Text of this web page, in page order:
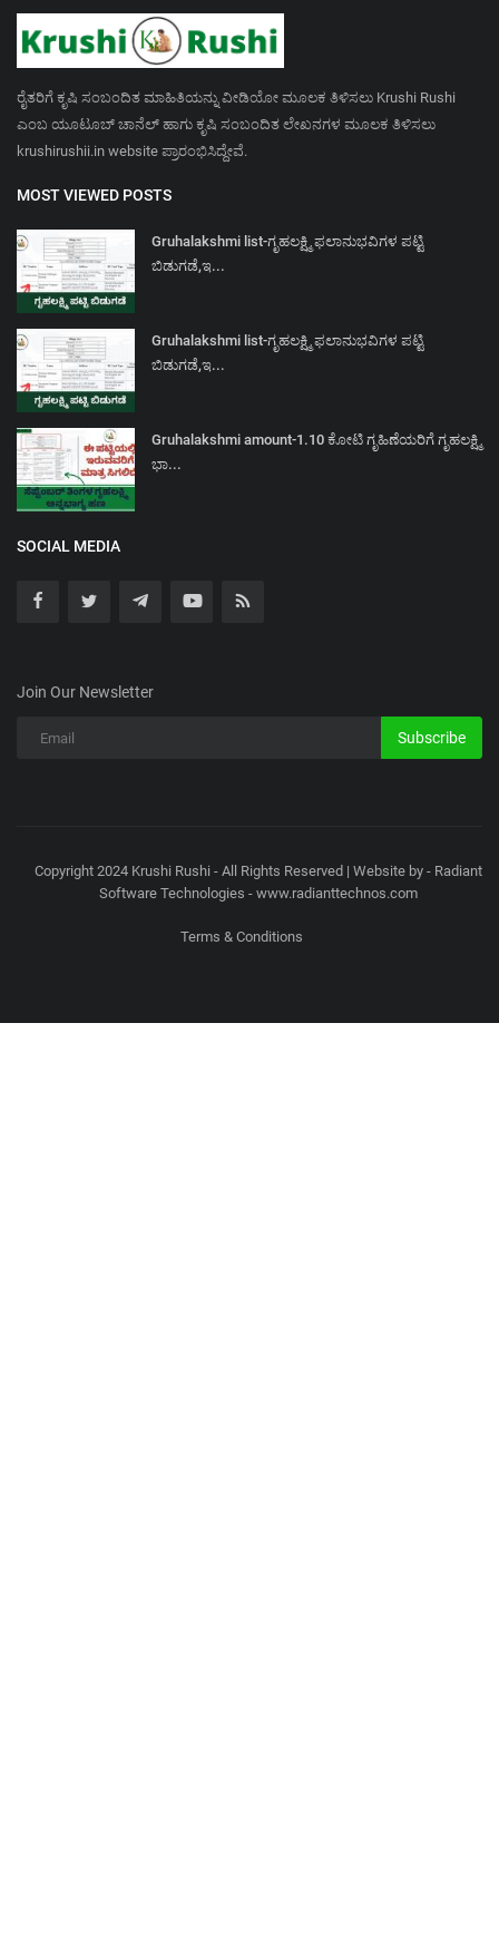
ರೈತರಿಗೆ ಕೃಷಿ ಸಂಬಂದಿತ ಮಾಹಿತಿಯನ್ನು ವೀಡಿಯೋ ಮೂಲಕ ತಿಳಿಸಲು Krushi Rushi
ಎಂಬ ಯೂಟೂಬ್ ಚಾನೆಲ್ ಹಾಗು ಕೃಷಿ ಸಂಬಂದಿತ ಲೇಖನಗಳ ಮೂಲಕ ತಿಳಿಸಲು
krushirushii.in website ಪ್ರಾರಂಭಿಸಿದ್ದೇವೆ.
MOST VIEWED POSTS
Gruhalakshmi list-ಗೃಹಲಕ್ಷ್ಮಿ ಫಲಾನುಭವಿಗಳ ಪಟ್ಟಿ
ಬಿಡುಗಡೆ,ಇ...
Gruhalakshmi list-ಗೃಹಲಕ್ಷ್ಮಿ ಫಲಾನುಭವಿಗಳ ಪಟ್ಟಿ
ಬಿಡುಗಡೆ,ಇ...
Gruhalakshmi amount-1.10 ಕೋಟಿ ಗೃಹಿಣೆಯರಿಗೆ ಗೃಹಲಕ್ಷ್ಮಿ
ಭಾ...
SOCIAL MEDIA
Join Our Newsletter
Subscribe
Copyright 2024 Krushi Rushi - All Rights Reserved | Website by - Radiant
Software Technologies - www.radianttechnos.com
Terms & Conditions